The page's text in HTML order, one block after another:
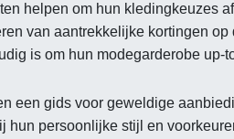
helpen om hun kledingkeuzes
van aantrekkelijke kortingen
is om hun modegarderobe up-
een gids voor geweldige
hun persoonlijke stijl en